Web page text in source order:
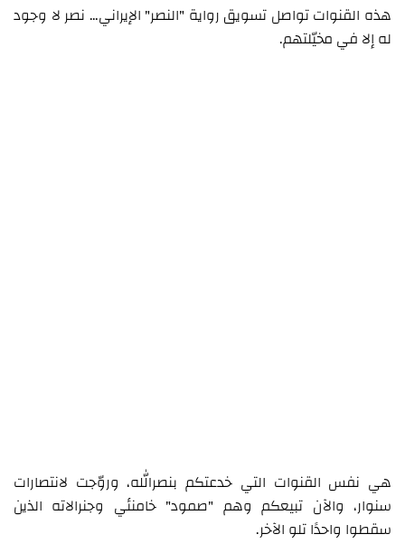
هذه القنوات تواصل تسويق رواية "النصر" الإيراني… نصر لا وجود
له إلا في مخيّلتهم.
هي نفس القنوات التي خدعتكم بنصرالله، وروّجت لانتصارات
سنوار، والآن تبيعكم وهم "صمود" خامنئي وجنرالاته الذين
سقطوا واحدًا تلو الآخر.